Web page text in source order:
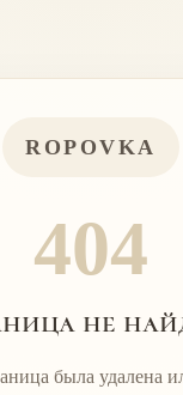
ROPOVKA
404
не
была удалена